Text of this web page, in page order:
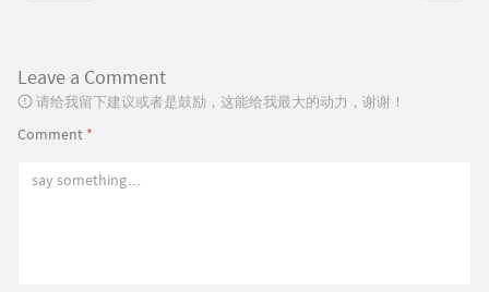
Leave a Comment
请给我留下建议或者是鼓励，这能给我最大的动力，谢谢！
Comment *